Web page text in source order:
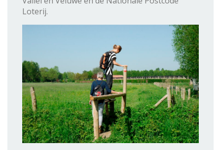
Loterij.